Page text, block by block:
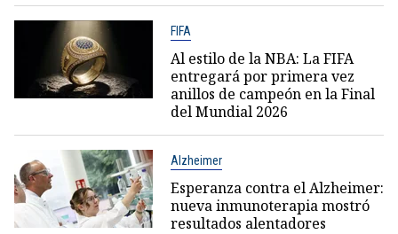
FIFA
Al estilo de la NBA: La FIFA
entregará por primera vez
anillos de campeón en la Final
del Mundial 2026
Alzheimer
Esperanza contra el Alzheimer:
nueva inmunoterapia mostró
resultados alentadores